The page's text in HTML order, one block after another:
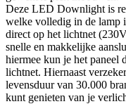
Deze LED Downlight is
welke volledig in de lamp
direct op het lichtnet
snelle en makkelijke
hiermee kun je het paneel
lichtnet. Hiernaast
levensduur van 30.000
kunt genieten van je